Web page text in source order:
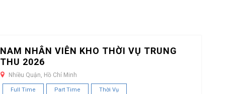
NAM NHÂN VIÊN KHO THỜI VỤ TRUNG
THU 2026
Nhiều Quận, Hồ Chí Minh
Full Time Part Time Thời Vụ